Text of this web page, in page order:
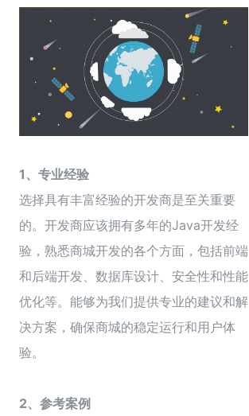
1、专业经验
选择具有丰富经验的开发商是至关重要
的。开发商应该拥有多年的Java开发经
验，熟悉商城开发的各个方面，包括前端
和后端开发、数据库设计、安全性和性能
优化等。能够为我们提供专业的建议和解
决方案，确保商城的稳定运行和用户体
验。
2、参考案例